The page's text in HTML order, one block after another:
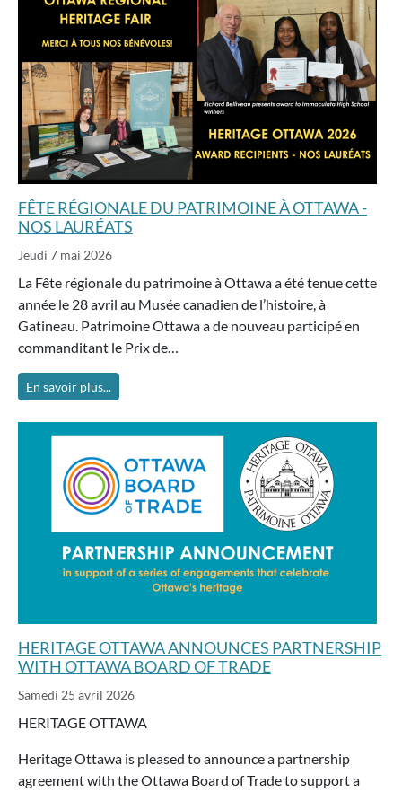
FÊTE RÉGIONALE DU PATRIMOINE À OTTAWA -
NOS LAURÉATS
Jeudi 7 mai 2026
La Fête régionale du patrimoine à Ottawa a été tenue cette
année le 28 avril au Musée canadien de l’histoire, à
Gatineau. Patrimoine Ottawa a de nouveau participé en
commanditant le Prix de…
En savoir plus...
HERITAGE OTTAWA ANNOUNCES PARTNERSHIP
WITH OTTAWA BOARD OF TRADE
Samedi 25 avril 2026
HERITAGE OTTAWA
Heritage Ottawa is pleased to announce a partnership
agreement with the Ottawa Board of Trade to support a